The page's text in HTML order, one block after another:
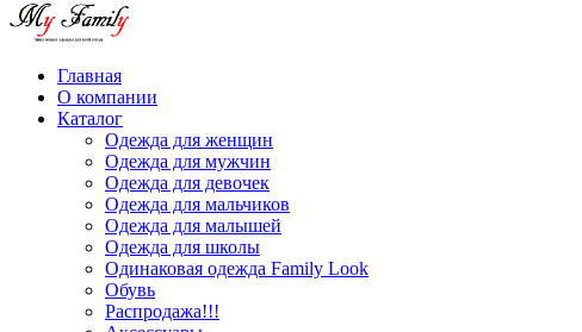
Главная
О компании
Каталог
Одежда для женщин
Одежда для мужчин
Одежда для девочек
Одежда для мальчиков
Одежда для малышей
Одежда для школы
Одинаковая одежда Family Look
Обувь
Распродажа!!!